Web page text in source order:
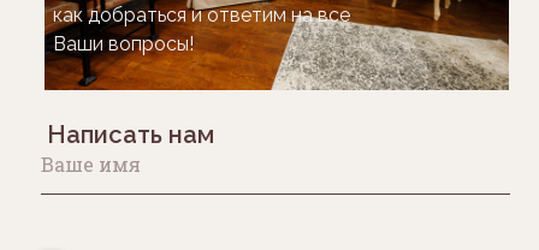
как добраться и ответим на все
Ваши вопросы!
Написать нам